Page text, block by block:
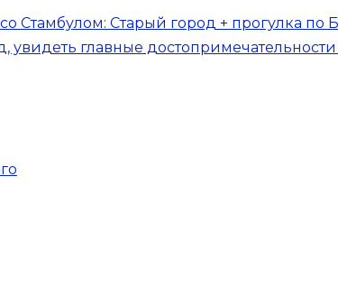
Стамбулом: Старый город + прогулка по
увидеть главные